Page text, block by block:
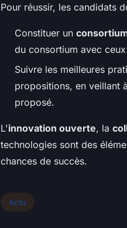
Pour réussir, les candidats
Constituer un
du consortium avec
Suivre les meilleures
propositions, en veillant
proposé.
L'innovation ouverte, la
technologies sont des
chances de succès.
Actu